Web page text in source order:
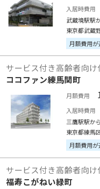
入居時費用
武蔵境駅駅
東京都武蔵
月額費用
サービス付き高齢者向け
ココファン練馬関町
月額費用
入居時費用
三鷹駅駅か
東京都練馬
月額費用
サービス付き高齢者向け
福寿こがねい緑町